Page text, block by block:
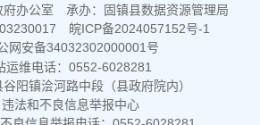
府办公室
承办：固镇县数据资源管理局
皖ICP备2024057152号-1
网安备34032302000001号
运维电话：0552-6028281
阳镇浍河路中段（县政府院内）
违法和不良信息举报中心